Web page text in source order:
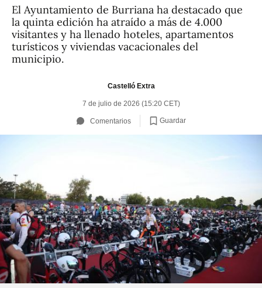
El Ayuntamiento de Burriana ha destacado que
la quinta edición ha atraído a más de 4.000
visitantes y ha llenado hoteles, apartamentos
turísticos y viviendas vacacionales del
municipio.
Castelló Extra
7 de julio de 2026 (15:20 CET)
Comentarios Guardar